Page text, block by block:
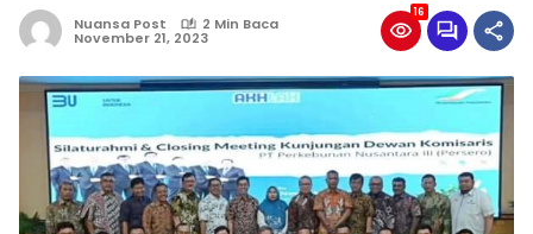
Nuansa Post 2 Min Baca
November 21, 2023
16